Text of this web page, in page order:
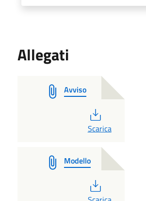
Allegati
Avviso
PDF
Scarica
Modello